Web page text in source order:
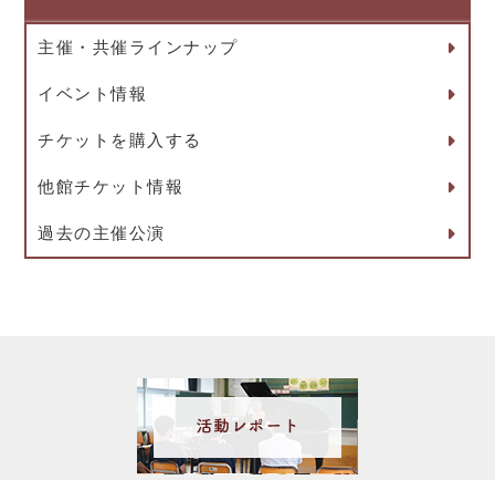
主催・共催ラインナップ
イベント情報
チケットを購入する
他館チケット情報
過去の主催公演